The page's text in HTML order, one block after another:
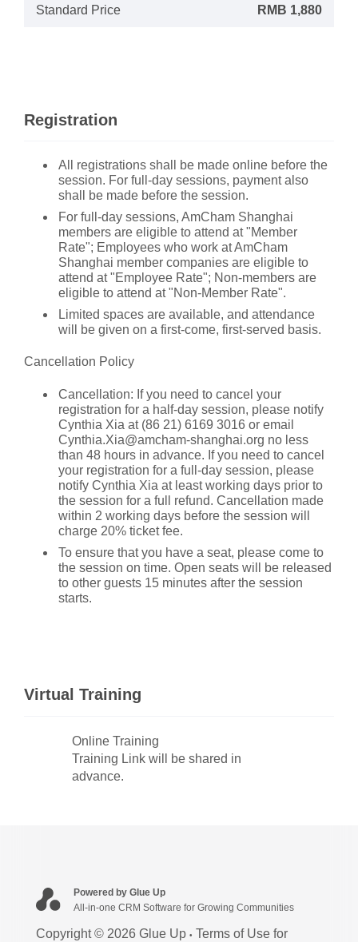
Standard Price RMB 1,880
Registration
All registrations shall be made online before the
session. For full-day sessions, payment also
shall be made before the session.
For full-day sessions, AmCham Shanghai
members are eligible to attend at "Member
Rate"; Employees who work at AmCham
Shanghai member companies are eligible to
attend at "Employee Rate"; Non-members are
eligible to attend at "Non-Member Rate".
Limited spaces are available, and attendance
will be given on a first-come, first-served basis.
Cancellation Policy
Cancellation: If you need to cancel your
registration for a half-day session, please notify
Cynthia Xia at (86 21) 6169 3016 or email
Cynthia.Xia@amcham-shanghai.org no less
than 48 hours in advance. If you need to cancel
your registration for a full-day session, please
notify Cynthia Xia at least working days prior to
the session for a full refund. Cancellation made
within 2 working days before the session will
charge 20% ticket fee.
To ensure that you have a seat, please come to
the session on time. Open seats will be released
to other guests 15 minutes after the session
starts.
Virtual Training
Online Training
Training Link will be shared in
advance.
Powered by Glue Up
All-in-one CRM Software for Growing Communities
Copyright © 2026 Glue Up
Terms of Use for